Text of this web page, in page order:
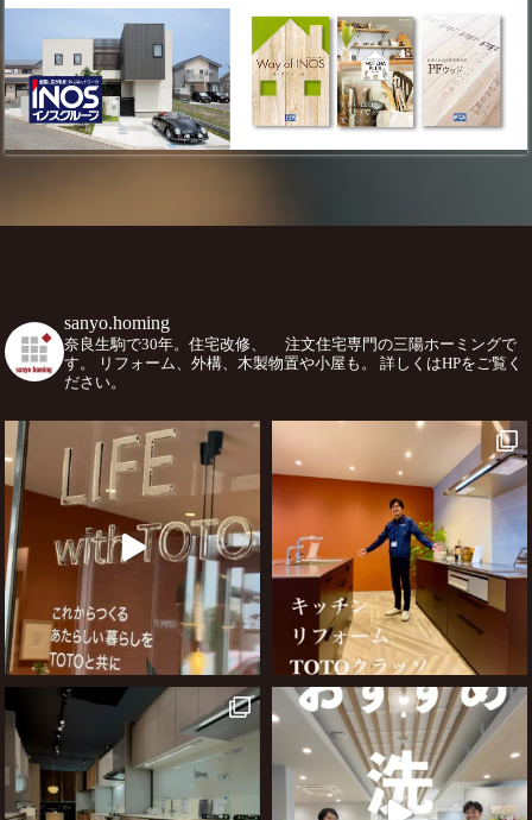
sanyo.homing
奈良生駒で30年。住宅改修、
注文住宅専門の三陽ホーミングで
す。
リフォーム、外構、木製物置や小屋も。
詳しくはHPをご覧く
ださい。